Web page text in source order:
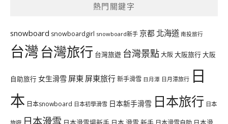
熱門關鍵字
snowboard snowboardgirl snowboard新手 京都 北海道 南投旅行
台灣台灣旅行 台灣旅遊 台灣景點大阪大阪旅行大阪
自助旅行 女生滑雪 屏東 屏東旅行新手滑雪 日月潭 日月潭旅行 日
本 日本snowboard 日本初學滑雪 日本新手滑雪 日本旅行 日本
日本滑雪